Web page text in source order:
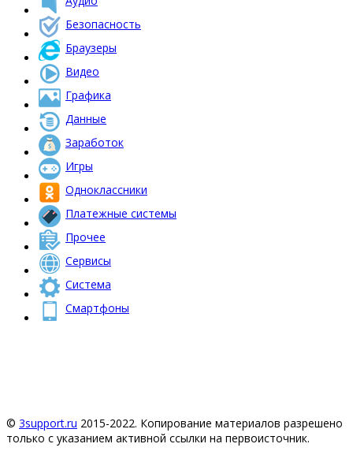
Безопасность
Браузеры
Видео
Графика
Данные
Заработок
Игры
Одноклассники
Платежные системы
Прочее
Сервисы
Система
Смартфоны
© 3support.ru 2015-2022. Копирование материалов разрешено
только с указанием активной ссылки на первоисточник.